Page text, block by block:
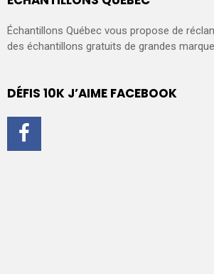
Échantillons Québec vous propose de
des échantillons gratuits de grandes
DÉFIS 10K J’AIME FACEBOOK